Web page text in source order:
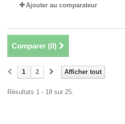
Ajouter au comparateur
Comparer (0)
Afficher tout
1 2
Résultats 1 - 18 sur 25.